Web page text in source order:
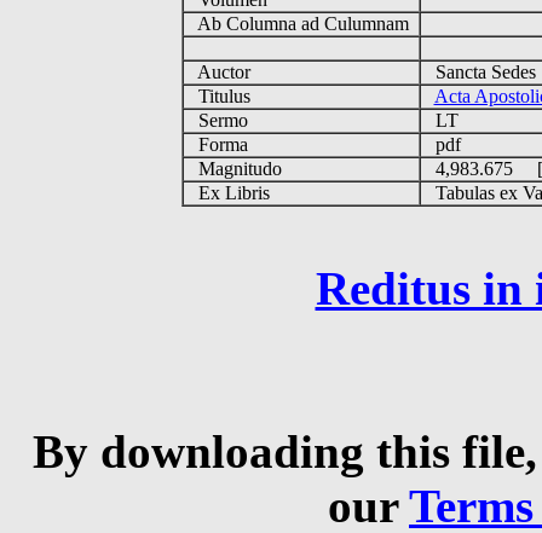
Ab Columna ad Culumnam
Auctor
Sancta
Titulus
Acta
Sermo
LT
Forma
pdf
Magnitudo
4,983.675
Ex Libris
Tabulas ex
Reditus in
By downloading this
our